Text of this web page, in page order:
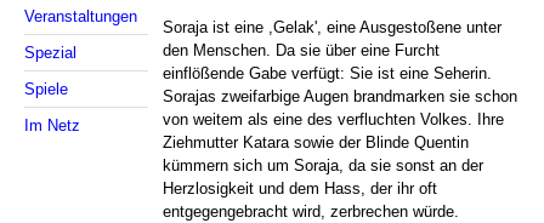
Veranstaltungen
Spezial
Spiele
Im Netz
Soraja ist eine ,Gelak', eine Ausgestoßene unter
den Menschen. Da sie über eine Furcht
einflößende Gabe verfügt: Sie ist eine Seherin.
Sorajas zweifarbige Augen brandmarken sie schon
von weitem als eine des verfluchten Volkes. Ihre
Ziehmutter Katara sowie der Blinde Quentin
kümmern sich um Soraja, da sie sonst an der
Herzlosigkeit und dem Hass, der ihr oft
entgegengebracht wird, zerbrechen würde.